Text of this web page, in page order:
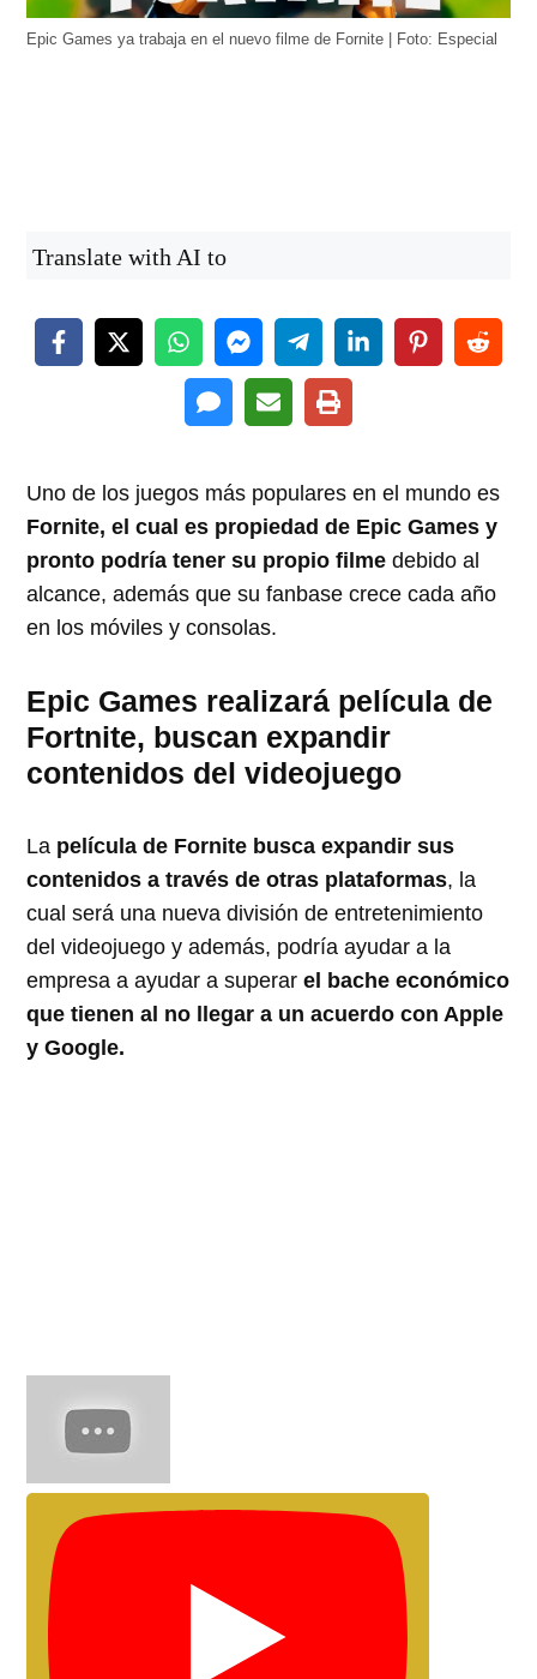
Epic Games ya trabaja en el nuevo filme de Fornite | Foto: Especial
Translate with AI to
Uno de los juegos más populares en el mundo es
Fornite, el cual es propiedad de Epic Games y
pronto podría tener su propio filme debido al
alcance, además que su fanbase crece cada año
en los móviles y consolas.
Epic Games realizará película de
Fortnite, buscan expandir
contenidos del videojuego
La película de Fornite busca expandir sus
contenidos a través de otras plataformas, la
cual será una nueva división de entretenimiento
del videojuego y además, podría ayudar a la
empresa a ayudar a superarel bache económico
que tienen al no llegar a un acuerdo con Apple
y Google.